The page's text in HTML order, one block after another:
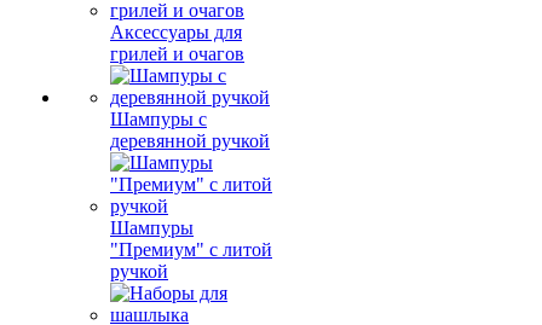
Аксессуары для
грилей и очагов
Шампуры с
деревянной ручкой
Шампуры
"Премиум" с литой
ручкой